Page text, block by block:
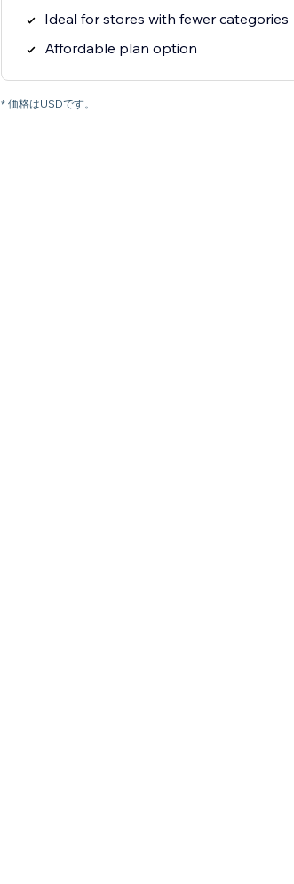
Ideal for stores with fewer categories
Affordable plan option
* 価格はUSDです。